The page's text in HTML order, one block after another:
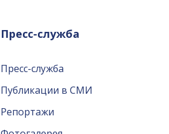
Пресс-служба
Пресс-служба
Публикации в СМИ
Репортажи